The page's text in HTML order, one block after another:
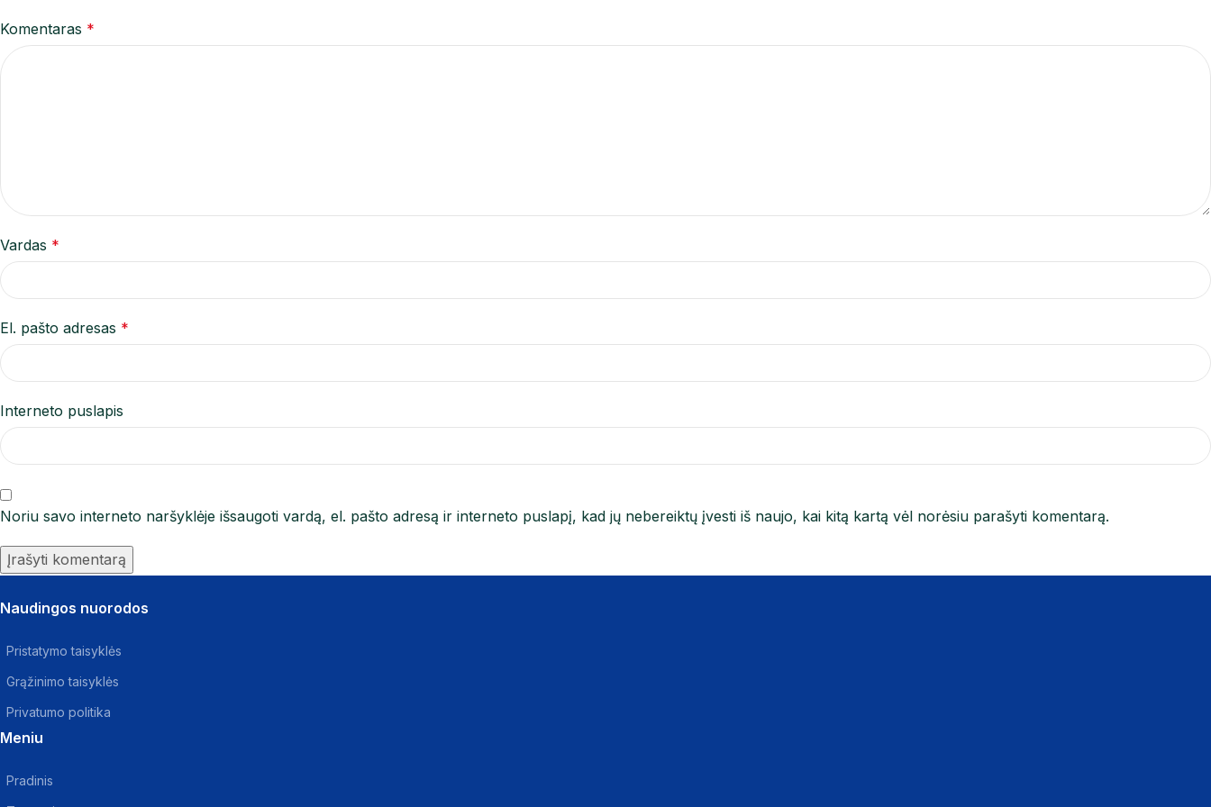
Komentaras *
Vardas *
El. pašto adresas *
Interneto puslapis
Noriu savo interneto naršyklėje išsaugoti vardą, el. pašto adresą ir interneto puslapį, kad jų nebereiktų įvesti iš naujo, kai kitą kartą vėl norėsiu parašyti komentarą.
Naudingos nuorodos
Pristatymo taisyklės
Grąžinimo taisyklės
Privatumo politika
Meniu
Pradinis